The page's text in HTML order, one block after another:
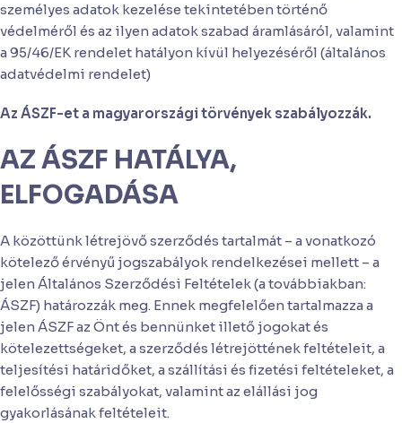
személyes adatok kezelése tekintetében történő
védelméről és az ilyen adatok szabad áramlásáról, valamint
a 95/46/EK rendelet hatályon kívül helyezéséről (általános
adatvédelmi rendelet)
Az ÁSZF-et a magyarországi törvények szabályozzák.
AZ ÁSZF HATÁLYA,
ELFOGADÁSA
A közöttünk létrejövő szerződés tartalmát – a vonatkozó
kötelező érvényű jogszabályok rendelkezései mellett – a
jelen Általános Szerződési Feltételek (a továbbiakban:
ÁSZF) határozzák meg. Ennek megfelelően tartalmazza a
jelen ÁSZF az Önt és bennünket illető jogokat és
kötelezettségeket, a szerződés létrejöttének feltételeit, a
teljesítési határidőket, a szállítási és fizetési feltételeket, a
felelősségi szabályokat, valamint az elállási jog
gyakorlásának feltételeit.